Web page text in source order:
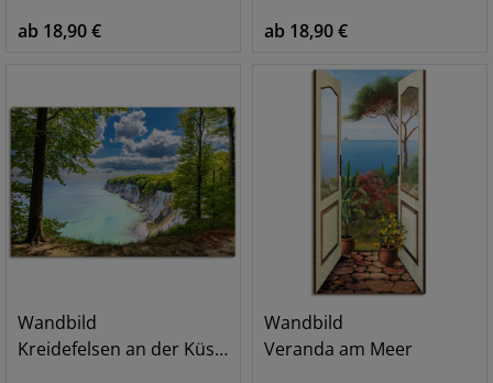
ab 18,90 €
ab 18,90 €
Wandbild
Kreidefelsen an der Küste auf Rügen.
Wandbild
Veranda am Meer